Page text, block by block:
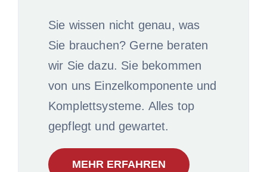
Sie wissen nicht genau, was
Sie brauchen? Gerne beraten
wir Sie dazu. Sie bekommen
von uns Einzelkomponente und
Komplettsysteme. Alles top
gepflegt und gewartet.
MEHR ERFAHREN